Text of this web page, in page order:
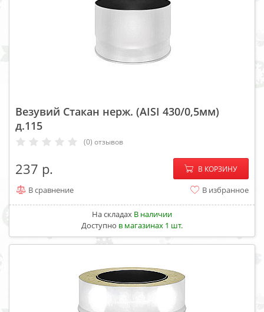
Везувий Стакан нерж. (AISI 430/0,5мм)
д.115
(0) отзывов
237 − +
В КОРЗИНУ
В сравнение В избранное
На складах В наличии
Доступно в магазинах 1 шт.